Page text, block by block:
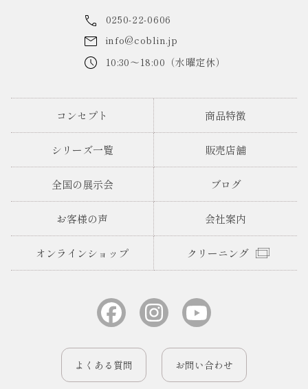
0250-22-0606
info@coblin.jp
10:30～18:00（水曜定休）
コンセプト 商品特徴
シリーズ一覧 販売店舗
全国の展示会 ブログ
お客様の声 会社案内
オンラインショップ クリーニング
よくある質問 お問い合わせ